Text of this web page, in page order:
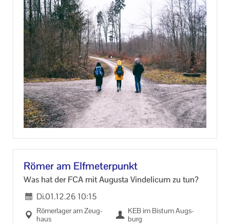
leicht, an­de­re rau­ben uns Schlaf und En­er­gie. In die­
sem Vor­trag er­fah­ren Sie auf ver­ständ­li­che und un­
ter­halt­sa­me Weise, was bei Ent­schei­dun­gen in un­se­
rem Ge­hirn pas­siert, warum In­tui­ti­on oft bes­ser ist als
ihr Ruf und wes­halb wir manch­mal in Ent­schei­
dungs­fal­len ge­ra­ten.
Ver­an­stal­tung mit Schrift-​ und Ge­bär­den­sprach­dol­
met­scher
Römer am Elf­me­ter­punkt
Was hat der FCA mit Au­gus­ta Vin­de­li­cum zu tun?
Di.01.12.26 10:15
Rö­mer­la­ger am Zeug­
haus
KEB im Bis­tum Augs­
burg